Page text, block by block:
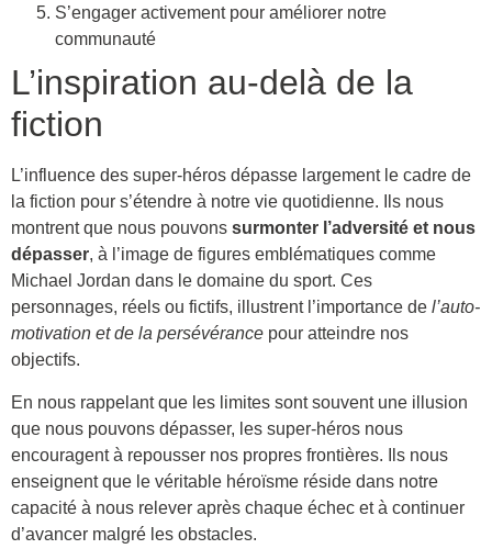
S’engager activement pour améliorer notre
communauté
L’inspiration au-delà de la
fiction
L’influence des super-héros dépasse largement le cadre de
la fiction pour s’étendre à notre vie quotidienne. Ils nous
montrent que nous pouvons surmonter l’adversité et nous
dépasser, à l’image de figures emblématiques comme
Michael Jordan dans le domaine du sport. Ces
personnages, réels ou fictifs, illustrent l’importance de l’auto-
motivation et de la persévérance pour atteindre nos
objectifs.
En nous rappelant que les limites sont souvent une illusion
que nous pouvons dépasser, les super-héros nous
encouragent à repousser nos propres frontières. Ils nous
enseignent que le véritable héroïsme réside dans notre
capacité à nous relever après chaque échec et à continuer
d’avancer malgré les obstacles.